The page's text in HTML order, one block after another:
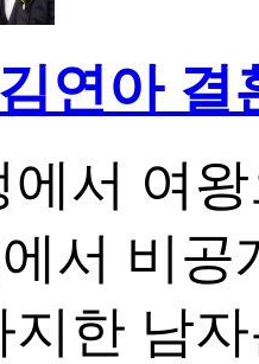
연아 결
에서 여
서 비공
지한 남